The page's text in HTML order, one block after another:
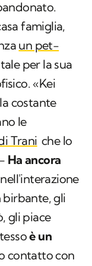
famiglia,
un pet-
per la sua
«Kei
costante
le
Trani che lo
Ha ancora
birbante, gli
gli piace
è un
contatto con